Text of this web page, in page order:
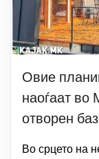
Овие
наоѓаат во
отворен
Во срцето на